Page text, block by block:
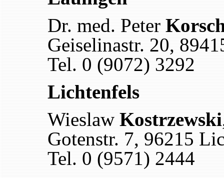
Dr. med. Peter
Geiselinastr. 20,
Tel. 0 (9072) 3292
Lichtenfels
Wieslaw Kostrzewski
Gotenstr. 7, 96215
Tel. 0 (9571) 2444